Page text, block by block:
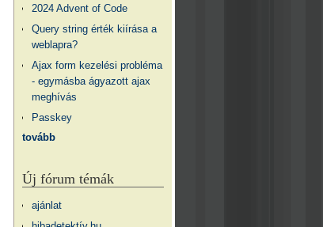
2024 Advent of Code
Query string érték kiírása a
weblapra?
Ajax form kezelési probléma
- egymásba ágyazott ajax
meghívás
Passkey
tovább
Új fórum témák
ajánlat